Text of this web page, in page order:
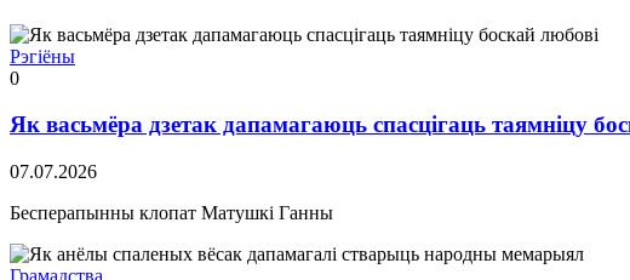
Рэгіёны
0
Як васьмёра дзетак дапамагаюць спасцігаць таямніцу
07.07.2026
Бесперапынны клопат Матушкі Ганны